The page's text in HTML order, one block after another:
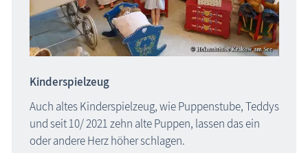
Kinderspielzeug
Auch altes Kinderspielzeug, wie Puppenstube, Teddys
und seit 10/ 2021 zehn alte Puppen, lassen das ein
oder andere Herz höher schlagen.